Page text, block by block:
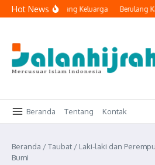
Lewati ke konten
Hot News
Masuk ke Ruang Keluarga Berulang
Beranda Tentang Kontak
Beranda /Taubat / Laki-laki dan
Bumi